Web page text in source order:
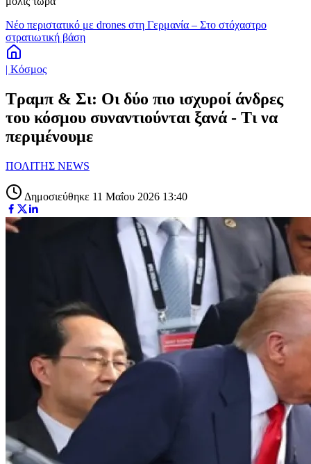
Νέο περιστατικό με drones στη Γερμανία – Στο στόχαστρο
στρατιωτική βάση
| Κόσμος
Τραμπ & Σι: Οι δύο πιο ισχυροί άνδρες
του κόσμου συναντιούνται ξανά - Τι να
περιμένουμε
ΠΟΛΙΤΗΣ NEWS
Δημοσιεύθηκε 11 Μαΐου 2026 13:40